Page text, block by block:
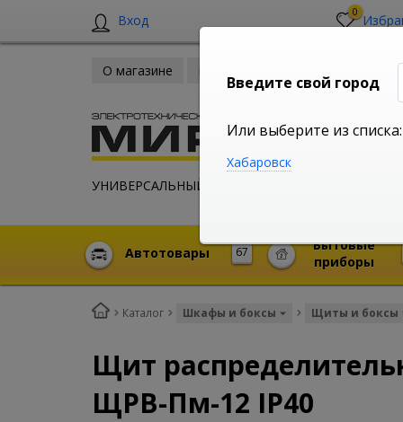
Вход 0
О магазине
УНИВЕРСАЛЬНЫЙ ИНТЕРНЕТ МАГАЗИН
67
Автотовары
Бытовые
приборы
Каталог Шкафы и боксы Щиты и боксы
Щит
ЩРВ-Пм-12 IP40
Введите свой город
Или выберите из списка:
Хабаровск